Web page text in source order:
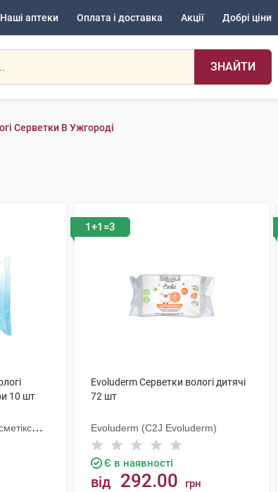
Наші аптеки Оплата і доставка Акції Добрі ціни
ЗНАЙТИ
Серветки В Ужгороді
10 шт
1+1=3
Evoluderm Серветки вологі дитячі
72 шт
Evoluderm (C2J Evoluderm)
Є в наявності
від 292.00 грн